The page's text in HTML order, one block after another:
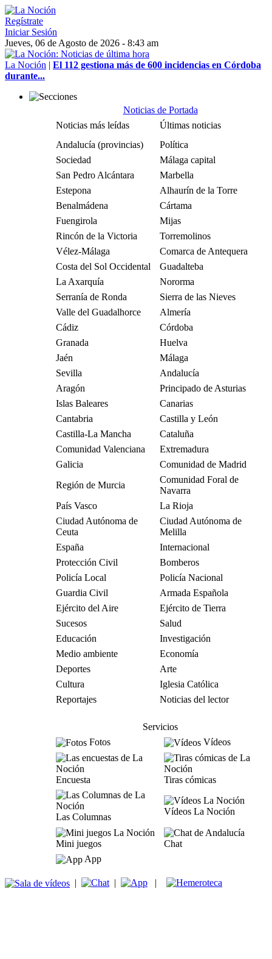
Regístrate
Iniciar Sesión
Jueves, 06 de Agosto de 2026 - 8:43 am
La Noción | El 112 gestiona más de 600 incidencias en Córdoba
durante...
Noticias de Portada
Noticias más leídas
Últimas noticias
Andalucía (provincias)
Política
Sociedad
Málaga capital
San Pedro Alcántara
Marbella
Estepona
Alhaurín de la Torre
Benalmádena
Cártama
Fuengirola
Mijas
Rincón de la Victoria
Torremolinos
Vélez-Málaga
Comarca de Antequera
Costa del Sol Occidental
Guadalteba
La Axarquía
Nororma
Serranía de Ronda
Sierra de las Nieves
Valle del Guadalhorce
Almería
Cádiz
Córdoba
Granada
Huelva
Jaén
Málaga
Sevilla
Andalucía
Aragón
Principado de Asturias
Islas Baleares
Canarias
Cantabria
Castilla y León
Castilla-La Mancha
Cataluña
Comunidad Valenciana
Extremadura
Galicia
Comunidad de Madrid
Región de Murcia
Comunidad Foral de
Navarra
País Vasco
La Rioja
Ciudad Autónoma de
Ceuta
Ciudad Autónoma de
Melilla
España
Internacional
Protección Civil
Bomberos
Policía Local
Policía Nacional
Guardia Civil
Armada Española
Ejército del Aire
Ejército de Tierra
Sucesos
Salud
Educación
Investigación
Medio ambiente
Economía
Deportes
Arte
Cultura
Iglesia Católica
Reportajes
Noticias del lector
Servicios
Fotos
Vídeos
Encuesta Tiras cómicas
Las Columnas
Vídeos La Noción
Mini juegos
Chat
App
| | |